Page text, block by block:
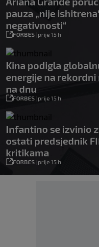
pauza „nije
negativnosti“
FORBES| prije 15 h
Kina podigla
energije na rekordni
na dnu
FORBES| prije 15 h
Infantino se izvinio
ostati predsjednik
kritikama
FORBES| prije 15 h